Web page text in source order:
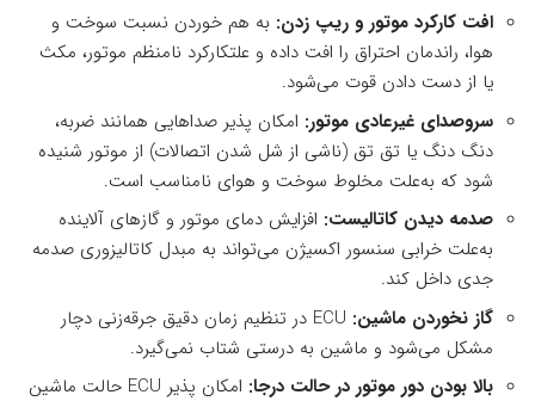
افت کارکرد موتور و ریپ زدن: به هم خوردن نسبت سوخت و
هوا، راندمان احتراق را افت داده و علتکارکرد نامنظم موتور، مکث
یا از دست دادن قوت می‌شود.
سروصدای غیرعادی موتور: امکان پذیر صداهایی همانند ضربه،
دنگ دنگ یا تق تق (ناشی از شل شدن اتصالات) از موتور شنیده
شود که به‌علت مخلوط سوخت و هوای نامناسب است.
صدمه دیدن کاتالیست: افزایش دمای موتور و گازهای آلاینده
به‌علت خرابی سنسور اکسیژن می‌تواند به مبدل کاتالیزوری صدمه
جدی داخل کند.
گاز نخوردن ماشین:
ECU در تنظیم زمان دقیق جرقه‌زنی دچار
مشکل می‌شود و ماشین به درستی شتاب نمی‌گیرد.
بالا بودن دور موتور در حالت درجا:
امکان پذیر ECU حالت ماشین